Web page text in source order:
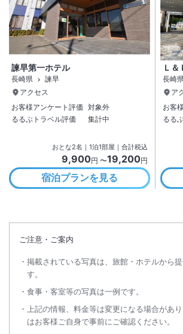
諫早第一ホテル
長崎県
諫早
アクセス
お客様アンケート評価 対象外
るるぶトラベル評価
集計中
おとな2名 ｜ 1泊1部屋｜合計税込
9,900円 〜19,200円
宿泊プランを見る
Ｌ
長崎
ア
お客
るる
ご注意・ご案内
掲載されている写真は、旅館・ホテルから
す。
食事・客室等の写真は一例です。
上記の情報、料金等は変更になる場合があ
はお客様ご自身で事前にご確認ください。